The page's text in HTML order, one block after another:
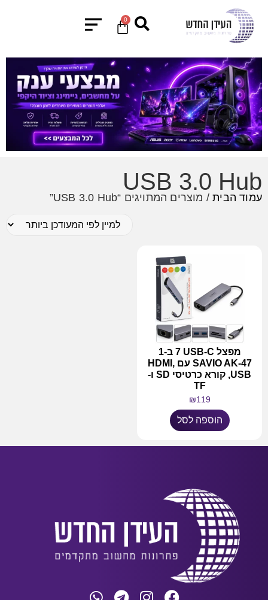
0
USB 3.0 Hub
עמוד הבית/ מוצרים המתויגים “USB 3.0 Hub”
מפצל USB-C ‏7 ב-1
SAVIO AK-47 עם HDMI,
USB, קורא כרטיסי SD ו-
TF
₪119
הוספה לסל